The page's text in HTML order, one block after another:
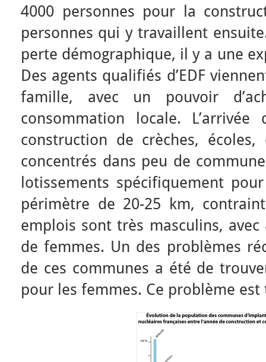
4000 personnes pour la
personnes qui y travaillent
perte démographique, il y a une
Des agents qualifiés d’EDF
famille, avec un pouvoir
consommation locale.
construction de crèches,
concentrés dans peu de
lotissements spécifiquement
périmètre de 20-25 km,
emplois sont très masculins, avec
de femmes. Un des problèmes
de ces communes a été de
pour les femmes. Ce problème est